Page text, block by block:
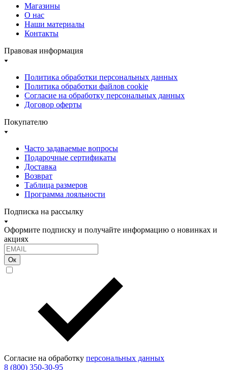
Магазины
О нас
Наши материалы
Контакты
Правовая информация
Политика обработки персональных данных
Политика обработки файлов cookie
Согласие на обработку персональных данных
Договор оферты
Покупателю
Часто задаваемые вопросы
Подарочные сертификаты
Доставка
Возврат
Таблица размеров
Программа лояльности
Подписка на рассылку
Оформите подписку и получайте информацию о новинках и
акциях
Ок
Согласие на обработку персональных данных
8 (800) 350-30-95